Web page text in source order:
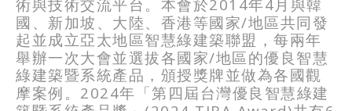
術與技術交流平台。本會於2014年4 月與韓
國、新加坡、大陸、香港等國家/地區共同發
起並成立亞太地區智慧綠建築聯盟，每兩年
舉辦一次大會並選拔各國家/地區的優良智慧
綠建築暨系統產品，頒授獎牌並做為各國觀
摩案例。 2024年「第四屆台灣優良智慧綠建